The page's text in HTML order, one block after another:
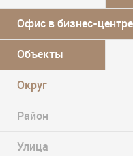
Офис в бизнес-
Объекты
Округ